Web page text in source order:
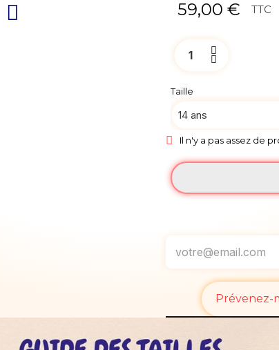
59,00 € TTC
Taille
Il n'y a pas assez de
Prévenez-